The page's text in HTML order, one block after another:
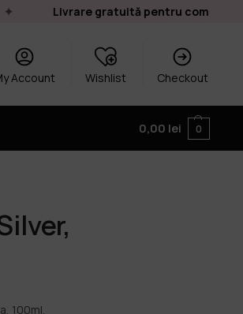
Livrare gratuită pentru comenzile
Account Wishlist Checkout
0,00 lei 0
100ml.